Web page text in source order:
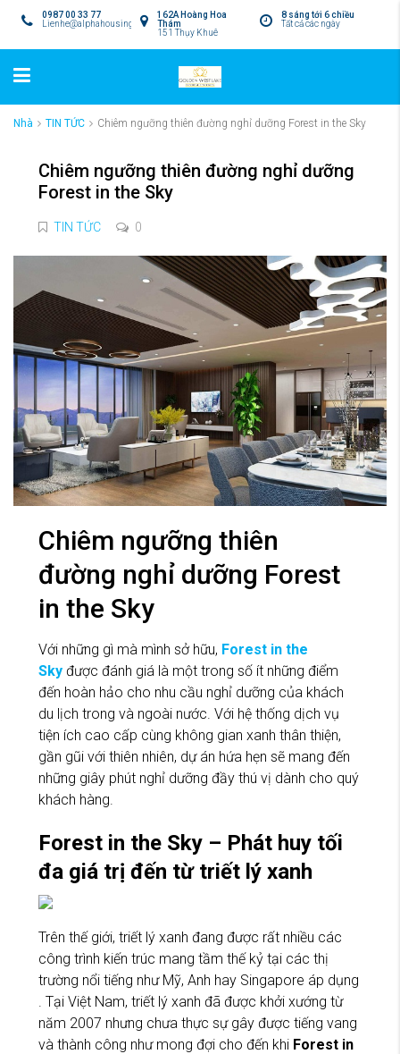
8 sáng tới 6 chiều
Tất cả các ngày
162A Hoàng Hoa
Thám
151 Thụy Khuê
0987 00 33 77
Lienhe@alphahousing.vn
Nhà TIN TỨC Chiêm ngưỡng thiên đường nghỉ dưỡng Forest in the Sky
Chiêm ngưỡng thiên đường nghỉ dưỡng
Forest in the Sky
TIN TỨC 0
Chiêm ngưỡng thiên
đường nghỉ dưỡng Forest
in the Sky
Với những gì mà mình sở hữu, Forest in the
Sky được đánh giá là một trong số ít những điểm
đến hoàn hảo cho nhu cầu nghỉ dưỡng của khách
du lịch trong và ngoài nước. Với hệ thống dịch vụ
tiện ích cao cấp cùng không gian xanh thân thiện,
gần gũi với thiên nhiên, dự án hứa hẹn sẽ mang đến
những giây phút nghỉ dưỡng đầy thú vị dành cho quý
khách hàng.
Forest in the Sky – Phát huy tối
đa giá trị đến từ triết lý xanh
Trên thế giới, triết lý xanh đang được rất nhiều các
công trình kiến trúc mang tầm thế kỷ tại các thị
trường nổi tiếng như Mỹ, Anh hay Singapore áp dụng
. Tại Việt Nam, triết lý xanh đã được khởi xướng từ
năm 2007 nhưng chưa thực sự gây được tiếng vang
và thành công như mong đợi cho đến khi Forest in